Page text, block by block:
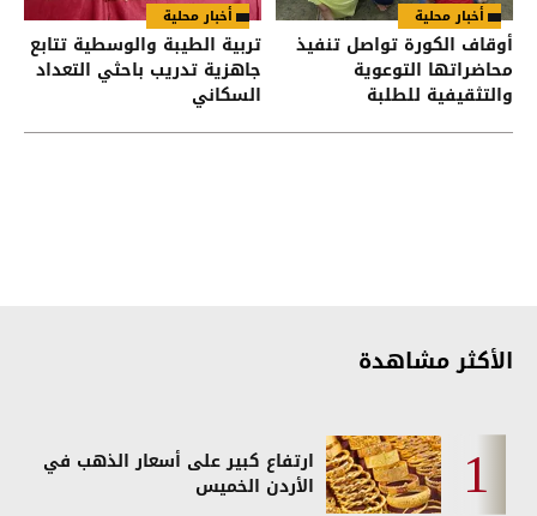
أخبار محلية
أوقاف الكورة تواصل تنفيذ
محاضراتها التوعوية
والتثقيفية للطلبة
أخبار محلية
تربية الطيبة والوسطية تتابع
جاهزية تدريب باحثي التعداد
السكاني
الأكثر مشاهدة
ارتفاع كبير على أسعار الذهب في
الأردن الخميس